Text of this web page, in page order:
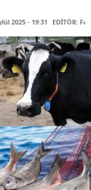
2025 - 19:31 EDİTÖR: